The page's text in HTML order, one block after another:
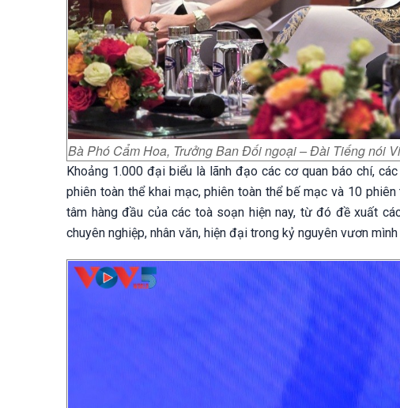
Bà Phó Cẩm Hoa, Trưởng Ban Đối ngoại – Đài Tiếng nói
Khoảng 1.000 đại biểu là lãnh đạo các cơ quan báo chí,
phiên toàn thể khai mạc, phiên toàn thể bế mạc và 10
tâm hàng đầu của các toà soạn hiện nay, từ đó đề xuất
chuyên nghiệp, nhân văn, hiện đại trong kỷ nguyên vươn